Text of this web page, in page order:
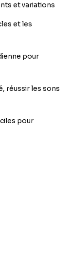
et variations
et les
pour
réussir les sons
pour